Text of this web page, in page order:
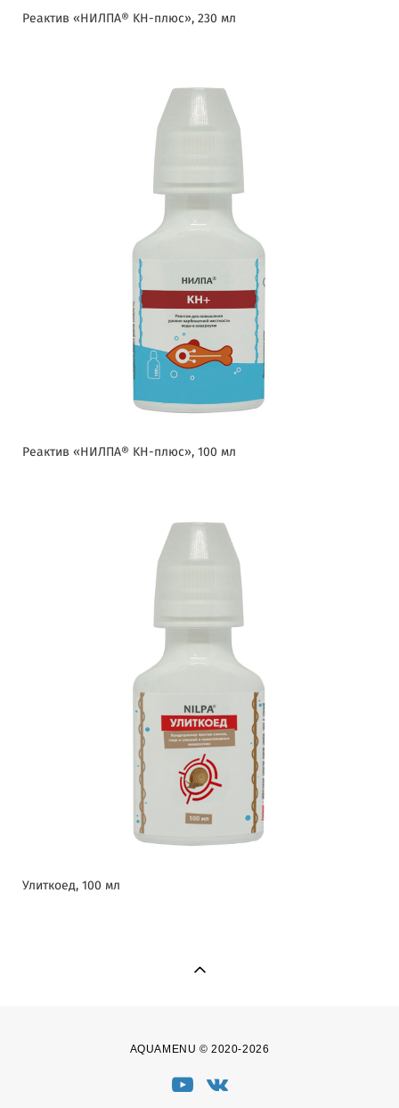
Реактив «НИЛПА® KH-плюс», 230 мл
Реактив «НИЛПА® KH-плюс», 100 мл
Улиткоед, 100 мл
AQUAMENU © 2020-2026